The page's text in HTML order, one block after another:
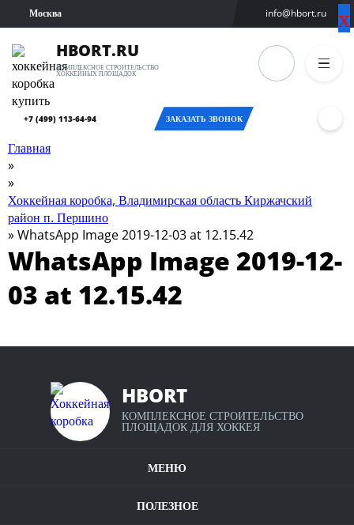
Москва info@hbort.ru
HBORT.RU
КОМПЛЕКСНОЕ СТРОИТЕЛЬСТВО
ХОККЕЙНЫХ ПЛОЩАДОК
+7 (499) 113-64-94 ЗАКАЗАТЬ ЗВОНОК
Москва
Санкт-
Екатеринбург
Казань
Ростов-
Главная
»
»
Хоккейная коробка, Владимирская область Киржачский
район п. Першино
»WhatsApp Image 2019-12-03 at 12.15.42
WhatsApp Image 2019-12-
03 at 12.15.42
HBORT
КОМПЛЕКСНОЕ СТРОИТЕЛЬСТВО
ПЛОЩАДОК ДЛЯ ХОККЕЯ
МЕНЮ
Калькулятор хоккейных коробок
Наши проекты
Полезное видео
ПОЛЕЗНОЕ
Условия оплаты и доставки
х
х